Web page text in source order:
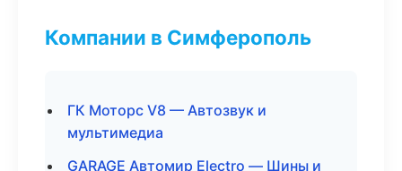
Компании в Симферополь
ГК Моторс V8 — Автозвук и
мультимедиа
GARAGE Автомир Electro — Шины и